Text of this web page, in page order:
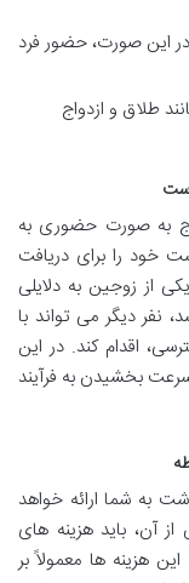
این صورت، حضور فرد
طلاق و ازدواج
به صورت حضوری به
خود را برای دریافت
از زوجین به دلایلی
نفر دیگر می تواند با
اقدام کند. در این
بخشیدن به فرآیند
به شما ارائه خواهد
آن، باید هزینه های
هزینه ها معمولاً بر